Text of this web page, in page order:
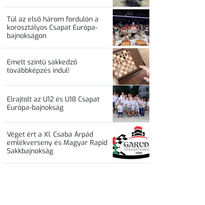
Túl az első három fordulón a
korosztályos Csapat Európa-
bajnokságon
Emelt szintű sakkedző
továbbképzés indul!
Elrajtolt az U12 és U18 Csapat
Európa-bajnokság
Véget ért a XI. Csaba Árpád
emlékverseny és Magyar Rapid
Sakkbajnokság